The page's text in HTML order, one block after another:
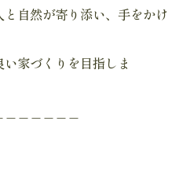
自然が寄り添い、手をかけ
家づくりを目指しま